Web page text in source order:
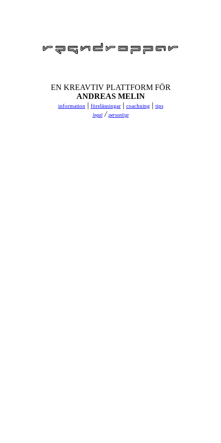
EN KREAVTIV PLATTFORM FÖR
ANDREAS MELIN
information | föreläsningar| coachning | tips
legal/personligt